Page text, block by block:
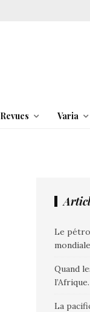
Revues Varia
Le
Quand
La